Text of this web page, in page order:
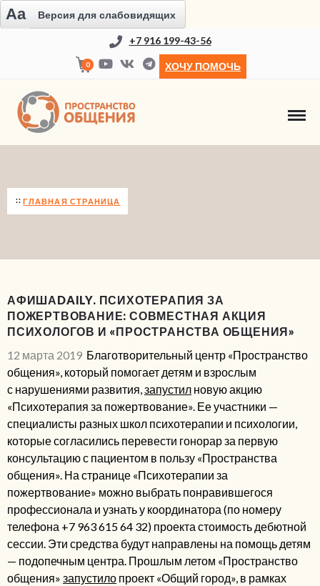
Aa Версия для слабовидящих
+7 916 199-43-56
0 ХОЧУ ПОМОЧЬ
ГЛАВНАЯ СТРАНИЦА
АФИШАDAILY. ПСИХОТЕРАПИЯ ЗА
ПОЖЕРТВОВАНИЕ: СОВМЕСТНАЯ АКЦИЯ
ПСИХОЛОГОВ И «ПРОСТРАНСТВА ОБЩЕНИЯ»
12 марта 2019 Благотворительный центр «Пространство
общения», который помогает детям и взрослым
с нарушениями развития,запустил новую акцию
«Психотерапия за пожертвование». Ее участники —
специалисты разных школ психотерапии и психологии,
которые согласились перевести гонорар за первую
консультацию с пациентом в пользу «Пространства
общения». На странице «Психотерапии за
пожертвование» можно выбрать понравившегося
профессионала и узнать у координатора (по номеру
телефона +7 963 615 64 32) проекта стоимость дебютной
сессии. Эти средства будут направлены на помощь детям
— подопечным центра. Прошлым летом «Пространство
общения» запустило проект «Общий город», в рамках